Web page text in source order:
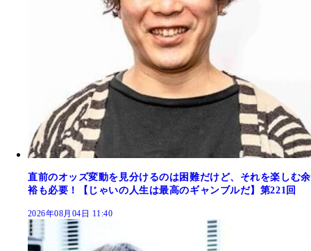
直前のオッズ変動を見分けるのは困難だけど、それを楽しむ余
裕も必要！【じゃいの人生は最高のギャンブルだ】第221回
2026年08月04日 11:40